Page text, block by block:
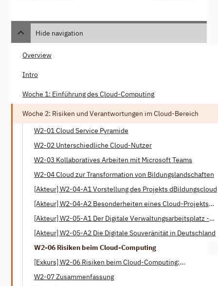
Hide navigation
Overview
Intro
Woche 1: Einführung des Cloud-Computing
Woche 2: Risiken und Verantwortungen im Cloud-Bereich
W2-01 Cloud Service Pyramide
W2-02 Unterschiedliche Cloud-Nutzer
W2-03 Kollaboratives Arbeiten mit Microsoft Teams
W2-04 Cloud zur Transformation von Bildungslandschaften
[Akteur] W2-04-A1 Vorstellung des Projekts dBildungscloud
[Akteur] W2-04-A2 Besonderheiten eines Cloud-Projekts
[Akteur] W2-05-A1 Der Digitale Verwaltungsarbeitsplatz -
[Akteur] W2-05-A2 Die Digitale Souveränität in Deutschland
W2-06 Risiken beim Cloud-Computing
[Exkurs] W2-06 Risiken beim Cloud-Computing:
W2-07 Zusammenfassung